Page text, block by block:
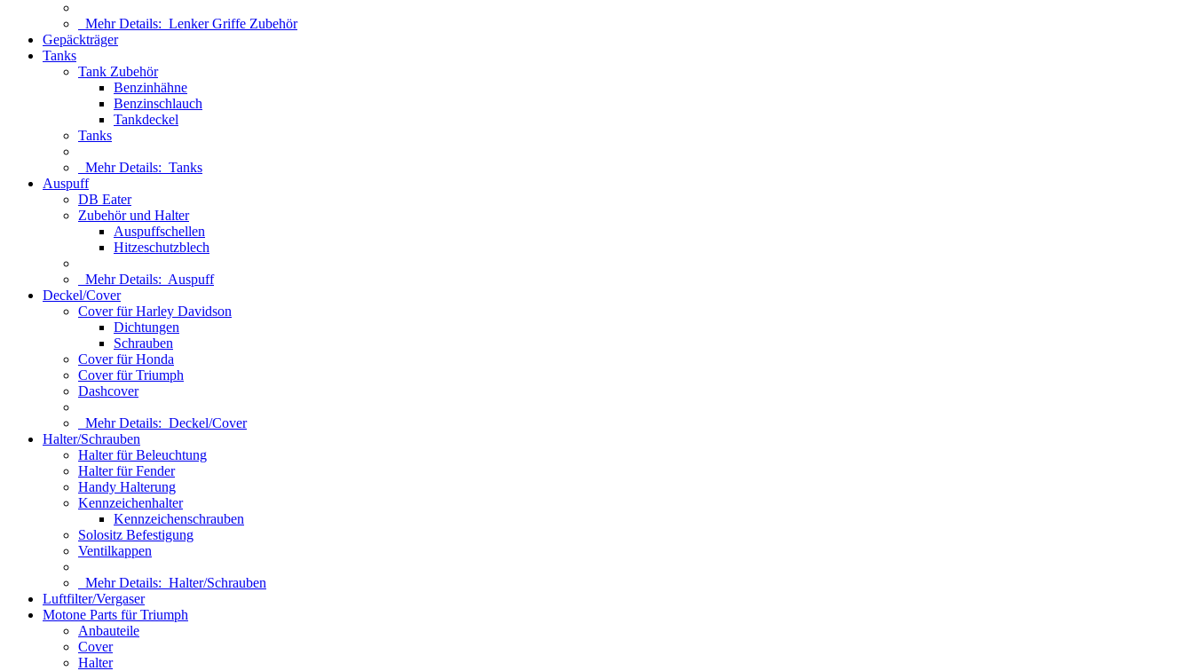
Mehr Details: Lenker Griffe Zubehör
Gepäckträger
Tanks
Tank Zubehör
Benzinhähne
Benzinschlauch
Tankdeckel
Tanks
Mehr Details: Tanks
Auspuff
DB Eater
Zubehör und Halter
Auspuffschellen
Hitzeschutzblech
Mehr Details: Auspuff
Deckel/Cover
Cover für Harley Davidson
Dichtungen
Schrauben
Cover für Honda
Cover für Triumph
Dashcover
Mehr Details: Deckel/Cover
Halter/Schrauben
Halter für Beleuchtung
Halter für Fender
Handy Halterung
Kennzeichenhalter
Kennzeichenschrauben
Solositz Befestigung
Ventilkappen
Mehr Details: Halter/Schrauben
Luftfilter/Vergaser
Motone Parts für Triumph
Anbauteile
Cover
Halter